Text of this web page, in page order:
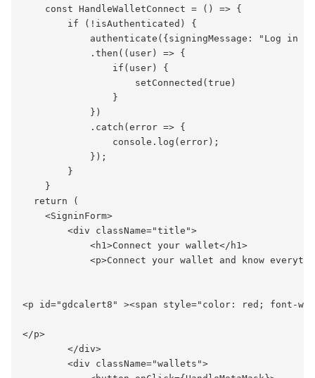
    const HandleWalletConnect = () => {
        if (!isAuthenticated) {
authenticate({signingMessage: "Log in
            .then((user) => {
                if(user) {
                    setConnected(true)
                }
            })
            .catch(error => {
                console.log(error);
            });
        }
    }
  return (
    <SigninForm>
        <div className="title">
            <h1>Connect your wallet</h1>
<p>Connect your wallet and know
<p id="gdcalert8" ><span style="color: red; font-
</p>
        </div>
        <div className="wallets">